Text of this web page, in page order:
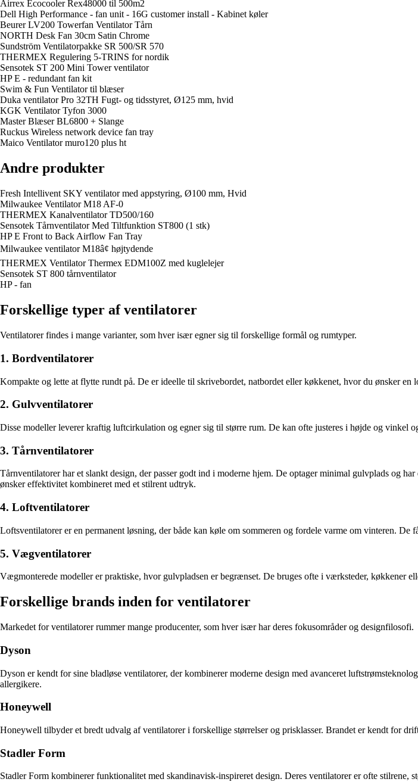
Airrex Ecocooler Rex48000 til 500m2
Dell High Performance - fan unit - 16G customer install - Kabinet køler
Beurer LV200 Towerfan Ventilator Tårn
NORTH Desk Fan 30cm Satin Chrome
Sundström Ventilatorpakke SR 500/SR 570
THERMEX Regulering 5-TRINS for nordik
Sensotek ST 200 Mini Tower ventilator
HP E - redundant fan kit
Swim & Fun Ventilator til blæser
Duka ventilator Pro 32TH Fugt- og tidsstyret, Ø125 mm, hvid
KGK Ventilator Tyfon 3000
Master Blæser BL6800 + Slange
Ruckus Wireless network device fan tray
Maico Ventilator muro120 plus ht
Andre produkter
Fresh Intellivent SKY ventilator med appstyring, Ø100 mm, Hvid
Milwaukee Ventilator M18 AF-0
THERMEX Kanalventilator TD500/160
Sensotek Tårnventilator Med Tiltfunktion ST800 (1 stk)
HP E Front to Back Airflow Fan Tray
Milwaukee ventilator M18â¢ højtydende
THERMEX Ventilator Thermex EDM100Z med kuglelejer
Sensotek ST 800 tårnventilator
HP - fan
Forskellige typer af ventilatorer
Ventilatorer findes i mange varianter, som hver især egner sig til forskellige formål og rumtyper.
1. Bordventilatorer
Kompakte og lette at flytte rundt på. De er ideelle til skrivebordet, natbordet eller køkkenet, hvor du ønsker
2. Gulvventilatorer
Disse modeller leverer kraftig luftcirkulation og egner sig til større rum. De kan ofte justeres i højde og vinkel
3. Tårnventilatorer
Tårnventilatorer har et slankt design, der passer godt ind i moderne hjem. De optager minimal gulvplads og
ønsker effektivitet kombineret med et stilrent udtryk.
4. Loftventilatorer
Loftsventilatorer er en permanent løsning, der både kan køle om sommeren og fordele varme om vinteren. De
5. Vægventilatorer
Vægmonterede modeller er praktiske, hvor gulvpladsen er begrænset. De bruges ofte i værksteder, køkkener
Forskellige brands inden for ventilatorer
Markedet for ventilatorer rummer mange producenter, som hver især har deres fokusområder og designfilosofi.
Dyson
Dyson er kendt for sine bladløse ventilatorer, der kombinerer moderne design med avanceret
allergikere.
Honeywell
Honeywell tilbyder et bredt udvalg af ventilatorer i forskellige størrelser og prisklasser. Brandet er kendt for
Stadler Form
Stadler Form kombinerer funktionalitet med skandinavisk-inspireret design. Deres ventilatorer er ofte